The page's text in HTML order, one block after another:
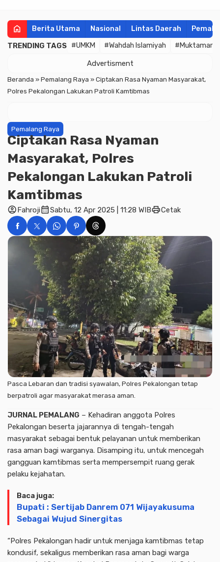
home Berita Utama Nasional Lintas Daerah
TRENDING TAGS #UMKM #Wahdah Islamiyah #Muktamar
Advertisment
Beranda »Pemalang Raya »Ciptakan Rasa Nyaman Masyarakat,
Polres Pekalongan Lakukan Patroli Kamtibmas
Pemalang Raya
Ciptakan Rasa Nyaman
Masyarakat, Polres
Pekalongan Lakukan Patroli
Kamtibmas
account_circleFahrojicalendar_monthSabtu, 12 Apr 2025 | 11:28 WIBprintCetak
Pasca Lebaran dan tradisi syawalan, Polres Pekalongan tetap
berpatroli agar masyarakat merasa aman.
JURNAL PEMALANG – Kehadiran anggota Polres
Pekalongan beserta jajarannya di tengah-tengah
masyarakat sebagai bentuk pelayanan untuk memberikan
rasa aman bagi warganya. Disamping itu, untuk mencegah
gangguan kamtibmas serta mempersempit ruang gerak
pelaku kejahatan.
Baca juga:
Bupati : Sertijab Danrem 071 Wijayakusuma
Sebagai Wujud Sinergitas
“Polres Pekalongan hadir untuk menjaga kamtibmas tetap
kondusif, sekaligus memberikan rasa aman bagi warga